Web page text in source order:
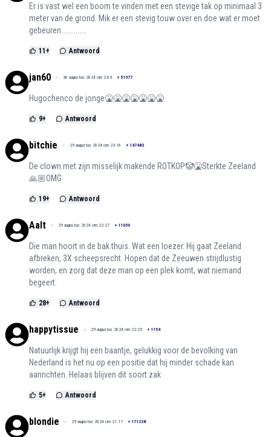
Er is vast wel een boom te vinden met een stevige tak op minimaal 3
meter van de grond. Mik er een stevig touw over en doe wat er moet
gebeuren..............
11 + Antwoord
jan60 30 augustus 2024 om 2:03 + 51977
Hugochenco de jonge🤮🤮🤮🤮🤮🤮🤮
9+ Antwoord
bitchie 29 augustus 2024 om 23:16 + 147483
De clown met zijn misselijk makende ROTKOP🤡🤮Sterkte Zeeland
🙏🏼OMG
19+ Antwoord
Aalt 29 augustus 2024 om 22:27 + 11050
Die man hoort in de bak thuis. Wat een loezer. Hij gaat Zeeland
afbreken, 3X scheepsrecht. Hopen dat de Zeeuwen strijdlustig
worden, en zorg dat deze man op een plek komt, wat niemand
begeert.
28+ Antwoord
happytissue 29 augustus 2024 om 22:25 + 1154
Natuurlijk krijgt hij een baantje, gelukkig voor de bevolking van
Nederland is het nu op een positie dat hij minder schade kan
aanrichten. Helaas blijven dit soort zak
5+ Antwoord
blondie 29 augustus 2024 om 21:17 + 171238